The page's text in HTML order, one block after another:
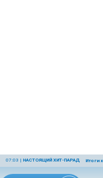
07:03 | НАСТОЯЩИЙ ХИТ-ПАРАД Итоги